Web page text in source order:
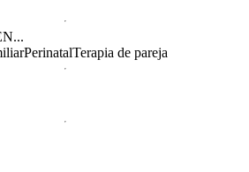
PerinatalTerapia de pareja